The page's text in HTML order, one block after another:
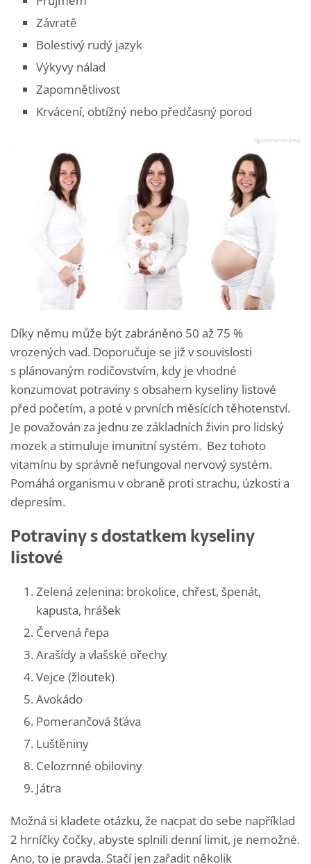
Závratě
Bolestivý rudý jazyk
Výkyvy nálad
Zapomnětlivost
Krvácení, obtížný nebo předčasný porod
Díky němu může být zabráněno 50 až 75 %
vrozených vad. Doporučuje se již v souvislosti
s plánovaným rodičovstvím, kdy je vhodné
konzumovat potraviny s obsahem kyseliny listové
před početím, a poté v prvních měsících těhotenství.
Je považován za jednu ze základních živin pro lidský
mozek a stimuluje imunitní systém. Bez tohoto
vitamínu by správně nefungoval nervový systém.
Pomáhá organismu v obraně proti strachu, úzkosti a
depresím.
Potraviny s dostatkem kyseliny
listové
Zelená zelenina: brokolice, chřest, špenát,
kapusta, hrášek
Červená řepa
Arašídy a vlašské ořechy
Vejce (žloutek)
Avokádo
Pomerančová šťáva
Luštěniny
Celozrnné obiloviny
Játra
Možná si kladete otázku, že nacpat do sebe například
2 hrníčky čočky, abyste splnili denní limit, je nemožné.
Ano, to je pravda. Stačí jen zařadit několik